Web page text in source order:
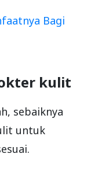
Bagi
kulit
sebaiknya
untuk